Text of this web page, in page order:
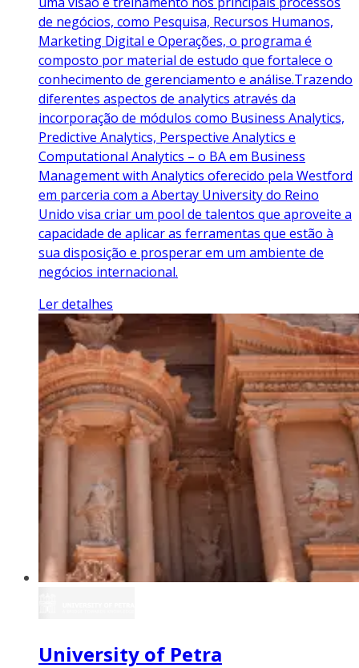
de negócios, como Pesquisa, Recursos Humanos,
Marketing Digital e Operações, o programa é
composto por material de estudo que fortalece o
conhecimento de gerenciamento e análise.Trazendo
diferentes aspectos de analytics através da
incorporação de módulos como Business Analytics,
Predictive Analytics, Perspective Analytics e
Computational Analytics – o BA em Business
Management with Analytics oferecido pela Westford
em parceria com a Abertay University do Reino
Unido visa criar um pool de talentos que aproveite a
capacidade de aplicar as ferramentas que estão à
sua disposição e prosperar em um ambiente de
negócios internacional.
Ler detalhes
University of Petra